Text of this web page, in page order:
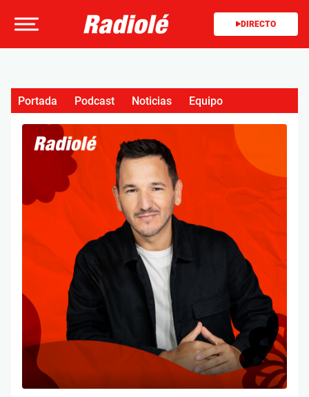
DIRECTO
Portada Podcast Noticias Equipo